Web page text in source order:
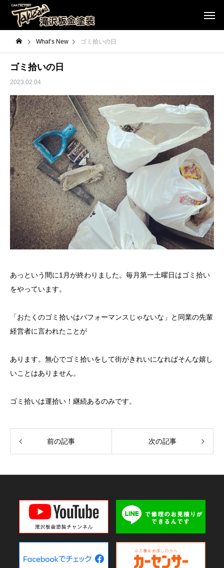
What’s New ゴミ拾いの日
ゴミ拾いの日
2023.02.04
あっという間に1月が終わりました。毎月第一土曜日はゴミ拾い
をやっています。
「おたくのゴミ拾いはパフォーマンスじゃないな」と同業の先輩
経営者に言われたことが
あります。無心でゴミ拾いをして街がきれいになればそんな嬉し
いことはありません。
ゴミ拾いは運拾い！継続あるのみです。
前の記事 次の記事